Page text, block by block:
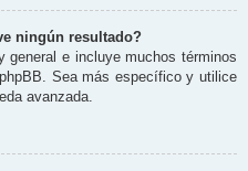
ningún resultado?
general e incluye muchos términos
Sea más específico y utilice
avanzada.